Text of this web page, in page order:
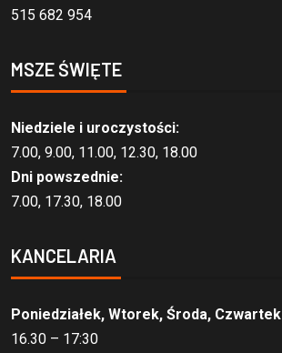
515 682 954
MSZE ŚWIĘTE
Niedziele i uroczystości:
7.00, 9.00, 11.00, 12.30, 18.00
Dni powszednie:
7.00, 17.30, 18.00
KANCELARIA
Poniedziałek, Wtorek, Środa, Czwartek
16.30 – 17:30